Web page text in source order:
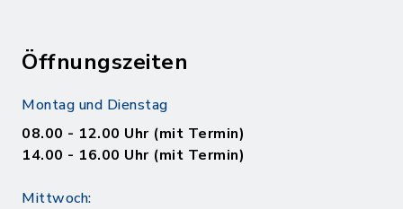
Öffnungszeiten
Montag und Dienstag
08.00 - 12.00 Uhr (mit Termin)
14.00 - 16.00 Uhr (mit Termin)
Mittwoch: